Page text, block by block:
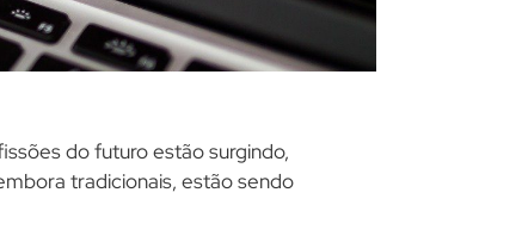
do futuro estão surgindo,
tradicionais, estão sendo